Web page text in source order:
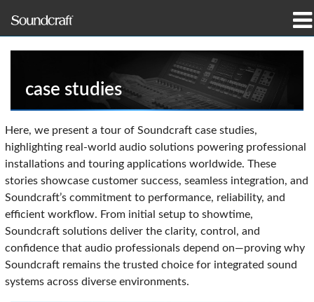
제품
사례 연구 및 뉴스
교육
case studies
Here, we present a tour of Soundcraft case studies,
highlighting real-world audio solutions powering professional
installations and touring applications worldwide. These
stories showcase customer success, seamless integration, and
Soundcraft’s commitment to performance, reliability, and
efficient workflow. From initial setup to showtime,
Soundcraft solutions deliver the clarity, control, and
confidence that audio professionals depend on—proving why
Soundcraft remains the trusted choice for integrated sound
systems across diverse environments.